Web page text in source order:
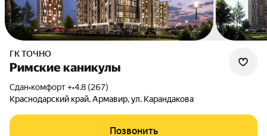
ГК ТОЧНО
Римские каникулы
Сдан•комфорт +•4.8 (267)
Краснодарский край, Армавир, ул. Карандакова
Позвонить